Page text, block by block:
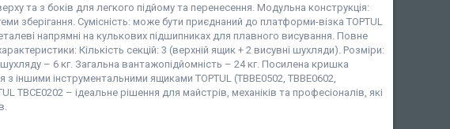
та з боків для легкого підйому та перенесення. Модульна конструкція:
зберігання. Сумісність: може бути приєднаний до платформи-візка TOPTUL
напрямні на кулькових підшипниках для плавного висування. Повне
Кількість секцій: 3 (верхній ящик + 2 висувні шухляди). Розміри:
– 6 кг. Загальна вантажопідйомність – 24 кг. Посилена кришка
іншими інструментальними ящиками TOPTUL (TBBE0502, TBBE0602,
TBCE0202 – ідеальне рішення для майстрів, механіків та професіоналів, які